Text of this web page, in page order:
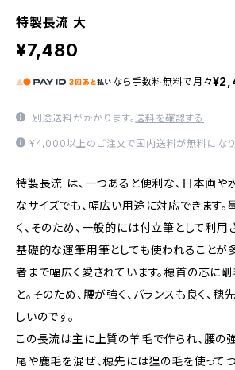
特製長流 大
¥7,480
なら 手数料無料で 月々
別途送料がかかります。送料を確認する
¥4,000以上のご注文で国内送料が無料になり
特製長流 は、一つあると便利な、日本画や
なサイズでも、幅広い用途に対応できます
く、そのため、一般的には付立筆として利用
基礎的な運筆用筆としても使われることが
者まで幅広く愛されています。穂首の芯に剛
と。そのため、腰が強く、バランスも良く、
しいのです。
この長流は主に上質の羊毛で作られ、腰の
尾や鹿毛を混ぜ、穂先には狸の毛を使ってつ